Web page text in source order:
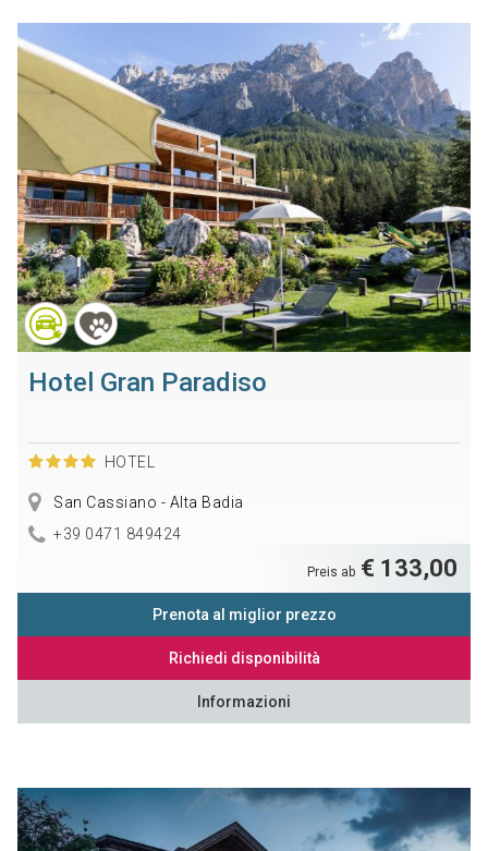
Hotel Gran Paradiso
HOTEL
San Cassiano - Alta Badia
+39 0471 849424
Preis ab € 133,00
Prenota al miglior prezzo
Richiedi disponibilità
Informazioni